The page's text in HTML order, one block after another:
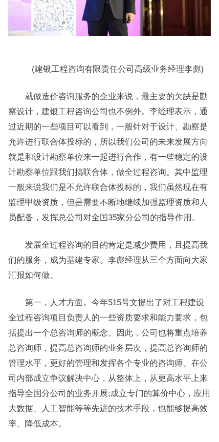
(建银工程咨询有限责任公司高级业务经理李彪)
就做造价咨询服务的企业来说，最主要的欠缺是勘
察设计，建银工程咨询公司也不例外。李经理表示，通
过近期的一些项目可以看到，一般针对于设计、勘察是
允许进行联合体投标的，所以我们公司的未来发展方向
就是和设计勘察单位来一起进行合作，有一些稳定的设
计勘察单位跟我们搞联合体，做全过程咨询。其中监理
一般来说我们是不允许联合体投标的，我们虽然现在有
监理甲级资质，但是需要不断地继续加强监理资质和人
员配备，发挥总公司对全国35家分公司的指导作用。
发展全过程咨询的目的肯定是减少费用，且提高我
们的服务，成为基建专家。李彪经理从三个方面向大家
汇报如何做。
第一，人才方面。今年515号文提出了对工程建设
全过程咨询项目负责人的一些资质要求和能力要求，包
括提出一个总咨询师的概念。因此，公司也将重点培养
总咨询师，提高总咨询师的业务层次，提高总咨询师的
管理水平，更好的管理和发挥各个专业的咨询师。在公
司内部成立争议解决中心，从整体上，从更高水平上来
指导全国分公司的业务开展;成立专门的算价中心，应用
大数据、人工智能等等先进的技术手段，也能够提高效
率、降低成本。